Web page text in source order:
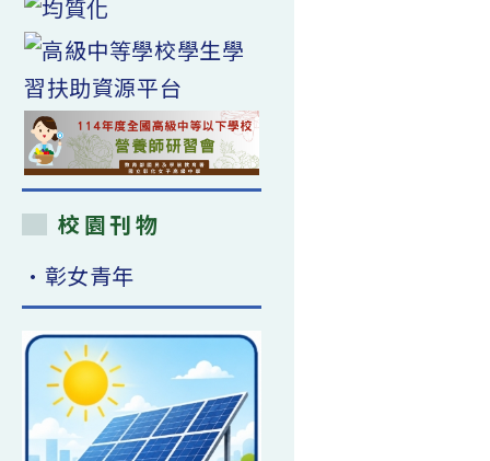
校園刊物
•彰女青年